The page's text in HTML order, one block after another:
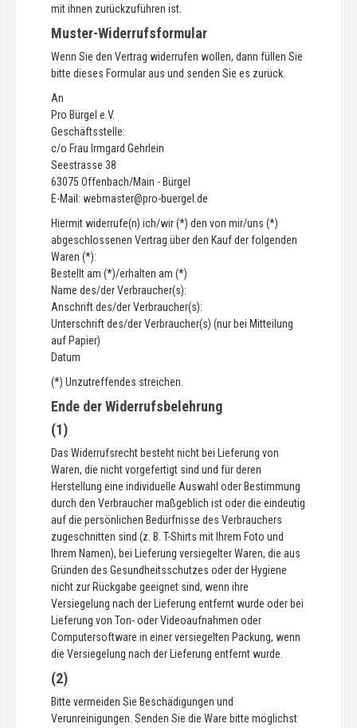
mit ihnen zurückzuführen ist.
Muster-Widerrufsformular
Wenn Sie den Vertrag widerrufen wollen, dann füllen Sie
bitte dieses Formular aus und senden Sie es zurück.
An
Pro Bürgel e.V.
Geschäftsstelle:
c/o Frau Irmgard Gehrlein
Seestrasse 38
63075 Offenbach/Main - Bürgel
E-Mail: webmaster@pro-buergel.de
Hiermit widerrufe(n) ich/wir (*) den von mir/uns (*)
abgeschlossenen Vertrag über den Kauf der folgenden
Waren (*):
Bestellt am (*)/erhalten am (*)
Name des/der Verbraucher(s):
Anschrift des/der Verbraucher(s):
Unterschrift des/der Verbraucher(s) (nur bei Mitteilung
auf Papier)
Datum
(*) Unzutreffendes streichen.
Ende der Widerrufsbelehrung
(1)
Das Widerrufsrecht besteht nicht bei Lieferung von
Waren, die nicht vorgefertigt sind und für deren
Herstellung eine individuelle Auswahl oder Bestimmung
durch den Verbraucher maßgeblich ist oder die eindeutig
auf die persönlichen Bedürfnisse des Verbrauchers
zugeschnitten sind (z. B. T-Shirts mit Ihrem Foto und
Ihrem Namen), bei Lieferung versiegelter Waren, die aus
Gründen des Gesundheitsschutzes oder der Hygiene
nicht zur Rückgabe geeignet sind, wenn ihre
Versiegelung nach der Lieferung entfernt wurde oder bei
Lieferung von Ton- oder Videoaufnahmen oder
Computersoftware in einer versiegelten Packung, wenn
die Versiegelung nach der Lieferung entfernt wurde.
(2)
Bitte vermeiden Sie Beschädigungen und
Verunreinigungen. Senden Sie die Ware bitte möglichst